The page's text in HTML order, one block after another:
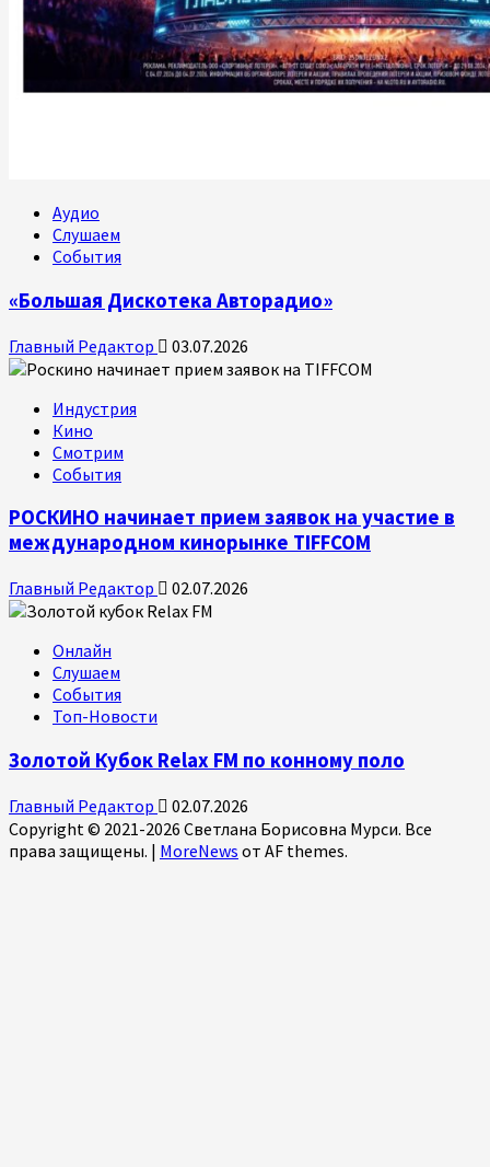
Аудио
Слушаем
События
«Большая Дискотека Авторадио»
Главный Редактор 03.07.2026
Индустрия
Кино
Смотрим
События
РОСКИНО начинает прием заявок на участие в
международном кинорынке TIFFCOM
Главный Редактор 02.07.2026
Онлайн
Слушаем
События
Топ-Новости
Золотой Кубок Relax FM по конному поло
Главный Редактор
02.07.2026
Copyright © 2021-2026 Светлана Борисовна Мурси. Все
права защищены. | MoreNews от AF themes.